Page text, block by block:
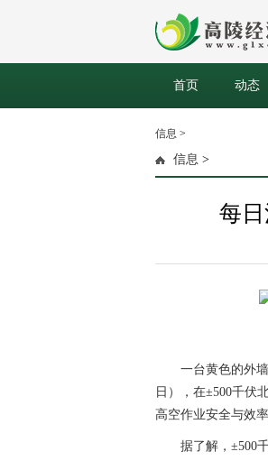
首页 动态
信息 >
信息 >
每
一台黄色的外
日），在±500千伏
高空作业安全与效
据了解，±500